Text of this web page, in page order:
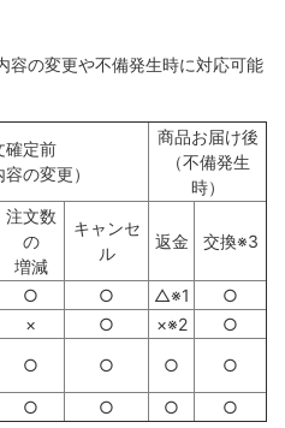
容の変更や不備発生時に対応可能
確定前
容の変更）
商品お届け後
（不備発生
時）
注文数
の
増減
キャンセ
ル
返金 交換※3
○ ○ △※1
○
× ○ ×※2
○
○ ○ ○ ○
○ ○ ○
○